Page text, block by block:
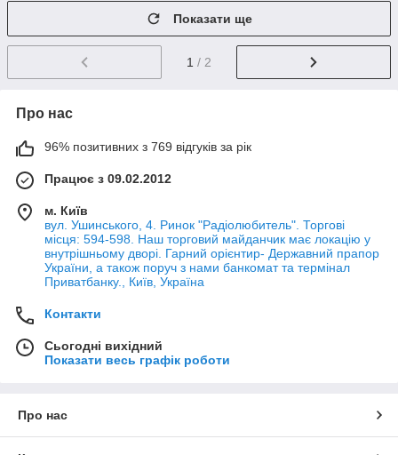
Показати ще
1 / 2
Про нас
96% позитивних з 769 відгуків за рік
Працює з 09.02.2012
м. Київ
вул. Ушинського, 4. Ринок "Радіолюбитель". Торгові
місця: 594-598. Наш торговий майданчик має локацію у
внутрішньому дворі. Гарний орієнтир- Державний прапор
України, а також поруч з нами банкомат та термінал
Приватбанку., Київ, Україна
Контакти
Сьогодні вихідний
Показати весь графік роботи
Про нас